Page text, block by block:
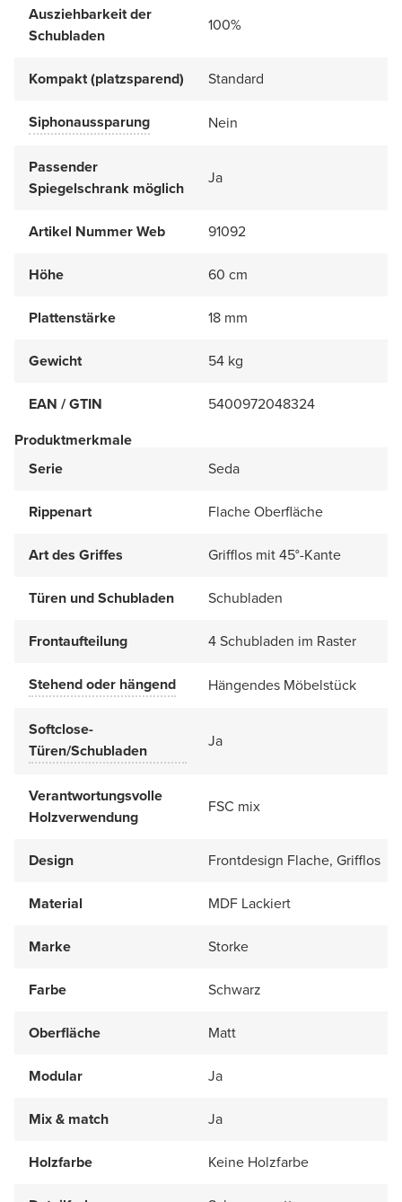
Ausziehbarkeit der
Schubladen
100%
Kompakt (platzsparend) Standard
Siphonaussparung Nein
Passender
Spiegelschrank möglich
Ja
Artikel Nummer Web 91092
Höhe 60 cm
Plattenstärke 18 mm
Gewicht 54 kg
EAN / GTIN
5400972048324
Produktmerkmale
Serie
Seda
Rippenart Flache Oberfläche
Art des Griffes Grifflos mit 45°-Kante
Türen und Schubladen Schubladen
Frontaufteilung 4 Schubladen im Raster
Stehend oder hängend Hängendes Möbelstück
Softclose-
Türen/Schubladen
Ja
Verantwortungsvolle
Holzverwendung
FSC mix
Design Frontdesign Flache, Grifflos
Material MDF Lackiert
Marke Storke
Farbe Schwarz
Oberfläche Matt
Modular Ja
Mix & match Ja
Holzfarbe Keine Holzfarbe